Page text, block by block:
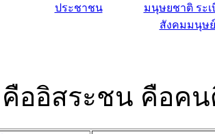
ประชาชน
มนุษยชาติ ระเ
สังคมมนุษย์
ออิสระชน คือค